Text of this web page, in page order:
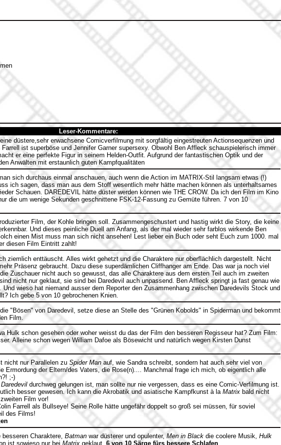
Leser-Kommentare:
düstere,sehr erwachsene Comicverfilmung mit sorgfältig eingestreuten Actionsequenzen und
ist superböse und Jennifer Garner supersexy. Obwohl Ben Affleck schauspielerisch immer
er eine perfekte Figur in seinem Helden-Outfit. Aufgrund der fantastischen Optik und der
Anwälten mit erstaunlich guten Kampfqualitäten
sich durchaus einmal anschauen, auch wenn die Action im MATRIX-Stil langsam etwas (!)
ich sagen, dass man aus dem Stoff wesentlich mehr hätte machen können als unterhaltsames
Schauen. DAREDEVIL hätte düster werden können wie THE CROW. Da ich den Film im Kino
die um wenige Sekunden geschnittene FSK-12-Fassung zu Gemüte führen. 7 von 10
Film, der Kohle bringen soll. Zusammengeschustert und hastig wirkt die Story, die keine
Und dieses peinliche Duell am Anfang, als der mal wieder sehr farblos wirkende Ben
einen Mist muss man sich nicht ansehen! Lest lieber ein Buch oder seht Euch zum 1000. mal
diesen Film Eintritt zahlt!
ziemlich enttäuscht. Alles wirkt gehetzt und die Charaktere nur oberflächlich dargestellt. Nicht
Präsenz gebraucht. Dazu diese superdämlichen Cliffhanger am Ende. Das war ja noch viel
Zuschauer nicht auch so gewusst, das alle Charaktere aus dem ersten Teil auch im zweiten
nicht nur geklaut, sie sind bei Daredevil auch unpassend. Ben Affleck springt ja fast genau wie
Und wieso hat niemand ausser dem Reporter den Zusammenhang zwischen Daredevils Stock und
Ich gebe 5 von 10 gebrochenen Knien.
"Bösen" von Daredevil, setze diese an Stelle des "Grünen Kobolds" in Spiderman und bekommt
Film.
Hulk schon gesehen oder woher weisst du das der Film den besseren Regisseur hat? Zum Film:
Alleine schon wegen William Dafoe als Bösewicht und natürlich wegen Kirsten Dunst
nicht nur Parallelen zu Spider Man auf, wie Sandra schreibt, sondern hat auch sehr viel von
Ermordung der Eltern/des Vaters, die Rose(n).... Manchmal frage ich mich, ob eigentlich alle
;-)
Daredevil durchweg gelungen ist, man sollte nur nie vergessen, dass es eine Comic-Verfilmung ist.
besser gewesen. Ich kann die Akrobatik und asiatische Kampfkunst à la Matrix bald nicht
Film vor!
Farrell als Bullseye! Seine Rolle hätte ungefähr doppelt so groß sei müssen, für soviel
des Films!
besseren Charaktere, Batman war düsterer und opulenter, Men in Black die coolere Musik, Hulk
ist sowieso nur bei Matrix geklaut. 6 von 10 Särge fürs bessere Schlafen